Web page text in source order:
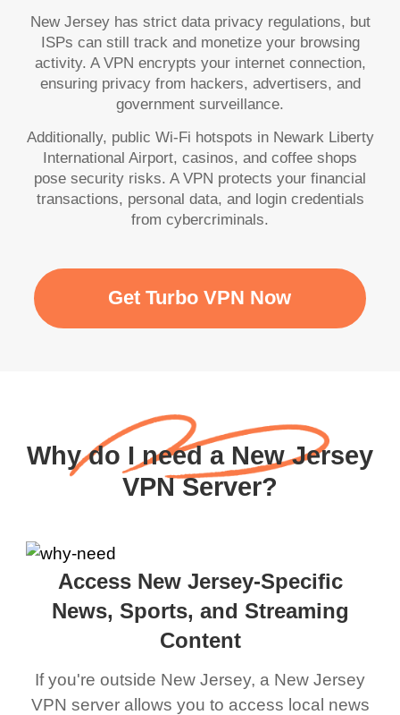
New Jersey has strict data privacy regulations, but
ISPs can still track and monetize your browsing
activity. A VPN encrypts your internet connection,
ensuring privacy from hackers, advertisers, and
government surveillance.
Additionally, public Wi-Fi hotspots in Newark Liberty
International Airport, casinos, and coffee shops
pose security risks. A VPN protects your financial
transactions, personal data, and login credentials
from cybercriminals.
Get Turbo VPN Now
Why do I need a New Jersey
VPN Server?
Access New Jersey-Specific
News, Sports, and Streaming
Content
If you're outside New Jersey, a New Jersey
VPN server allows you to access local news